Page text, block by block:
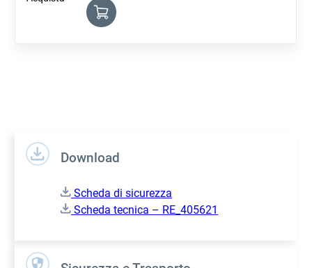
Download
Scheda di sicurezza
Scheda tecnica – RE_405621